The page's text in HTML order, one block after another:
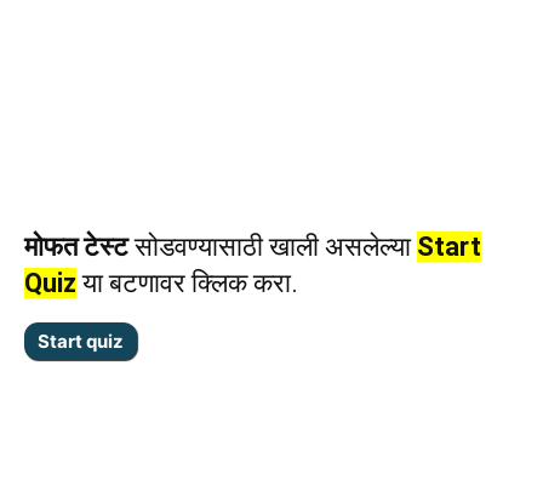
मोफत टेस्टसोडवण्यासाठी खाली असलेल्या Start
Quiz या बटणावर क्लिक करा.